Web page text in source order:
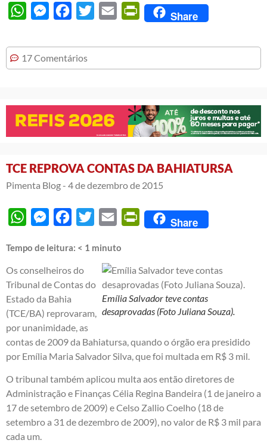
WhatsAppMessengerFacebook
Twitter Email PrintFriendly
Share
17 Comentários
TCE REPROVA CONTAS DA BAHIATURSA
Pimenta Blog - 4 de dezembro de 2015
WhatsAppMessengerFacebook
Twitter Email PrintFriendly
Share
Tempo de leitura: < 1 minuto
Emília Salvador teve contas
desaprovadas (Foto Juliana Souza).
Os conselheiros do
Tribunal de Contas do
Estado da Bahia
(TCE/BA) reprovaram,
por unanimidade, as
contas de 2009 da Bahiatursa, quando o órgão era presidido
por Emília Maria Salvador Silva, que foi multada em R$ 3 mil.
O tribunal também aplicou multa aos então diretores de
Administração e Finanças Célia Regina Bandeira (1 de janeiro a
17 de setembro de 2009) e Celso Zallio Coelho (18 de
setembro a 31 de dezembro de 2009), no valor de R$ 3 mil para
cada um.